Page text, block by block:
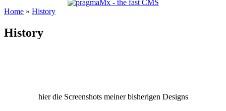
Home » History
History
hier die Screenshots meiner bisherigen Designs